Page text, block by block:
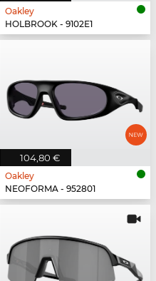
Oakley
HOLBROOK - 9102E1
104,80 €
Oakley
NEOFORMA - 952801